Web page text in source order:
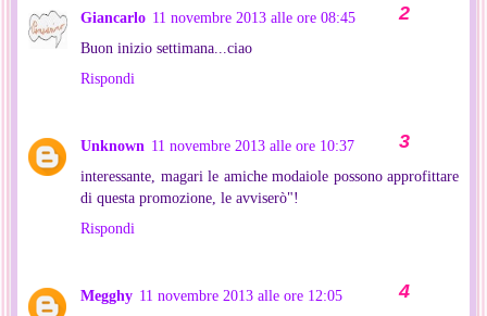
Giancarlo 11 novembre 2013 alle ore 08:45
Buon inizio settimana...ciao
Rispondi
Unknown 11 novembre 2013 alle ore 10:37
interessante, magari le amiche modaiole possono approfittare
di questa promozione, le avviserò"!
Rispondi
Megghy 11 novembre 2013 alle ore 12:05